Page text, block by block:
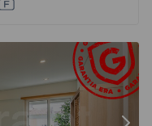
Brás - 1544122 - 4